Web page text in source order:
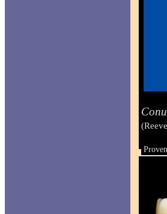
Taille